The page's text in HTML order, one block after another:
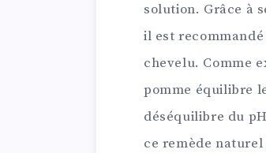
solution. Grâce à
il est
chevelu. Comme
pomme équilibre
déséquilibre du
ce remède naturel